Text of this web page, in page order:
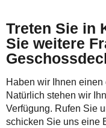
Treten Sie in
Sie weitere
Haben wir Ihnen
Natürlich stehen wir
Verfügung. Rufen Sie
schicken Sie uns eine